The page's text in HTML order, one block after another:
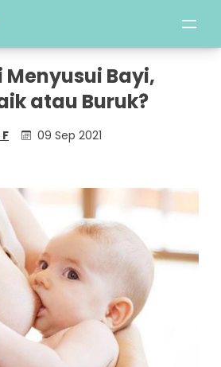
Menyusui Bayi,
atau Buruk?
09 Sep 2021